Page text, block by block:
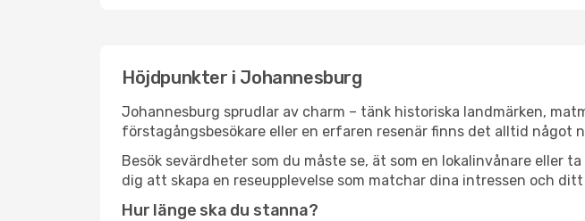
Höjdpunkter i Johannesburg
Johannesburg sprudlar av charm – tänk historiska landmärken,
förstagångsbesökare eller en erfaren resenär finns det alltid något
Besök sevärdheter som du måste se, ät som en lokalinvånare
dig att skapa en reseupplevelse som matchar dina intressen och
Hur länge ska du stanna?